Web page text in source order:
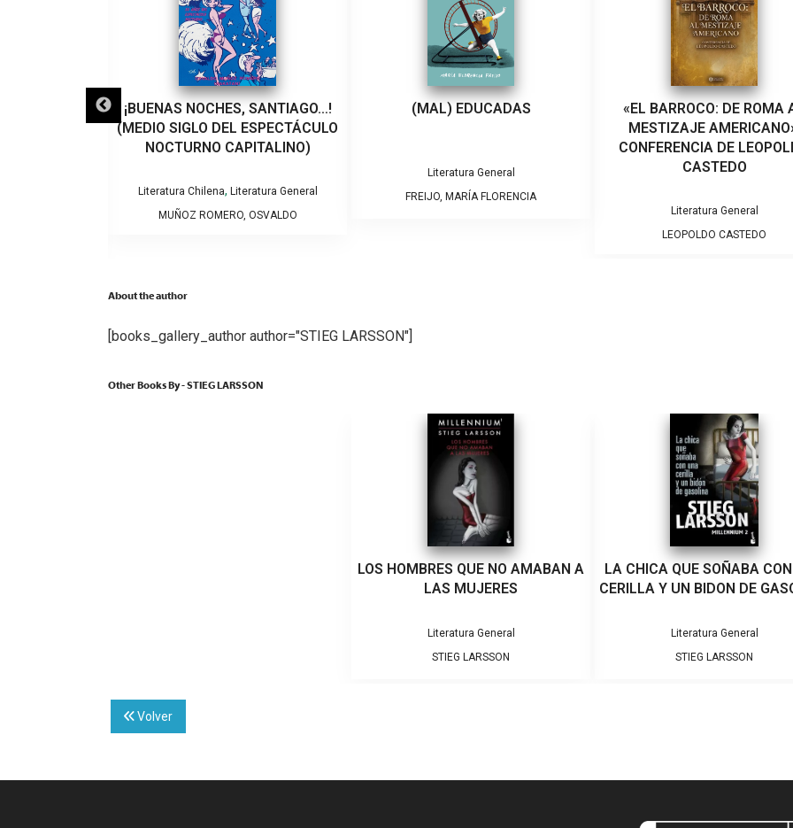
A UN
¡BUENAS NOCHES, SANTIAGO…!
(MEDIO SIGLO DEL ESPECTÁCULO
NOCTURNO CAPITALINO)
Literatura Chilena, Literatura General
MUÑOZ ROMERO, OSVALDO
(MAL) EDUCADAS
Literatura General
FREIJO, MARÍA FLORENCIA
«EL BARROCO: DE ROMA
MESTIZAJE
CONFERENCIA DE
CASTEDO
Literatura General
LEOPOLDO CASTEDO
About the author
[books_gallery_author author="STIEG LARSSON"]
Other Books By - STIEG LARSSON
LOS HOMBRES QUE NO AMABAN A
LAS MUJERES
Literatura General
STIEG LARSSON
LA CHICA QUE SOÑABA
CERILLA Y UN BIDON DE
Literatura General
STIEG LARSSON
Volver